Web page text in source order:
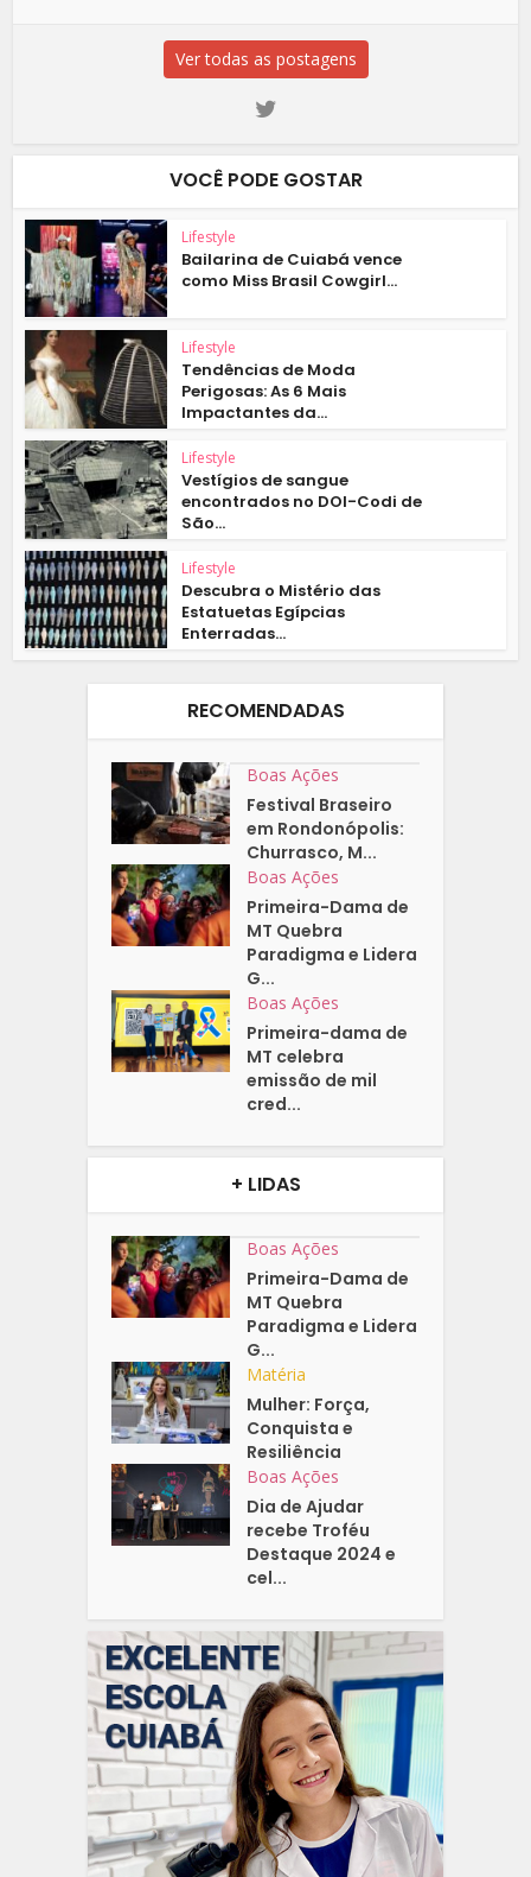
Ver todas as postagens
VOCÊ PODE GOSTAR
Lifestyle
Bailarina de Cuiabá vence
como Miss Brasil Cowgirl...
Lifestyle
Tendências de Moda
Perigosas: As 6 Mais
Impactantes da...
Lifestyle
Vestígios de sangue
encontrados no DOI-Codi de
São...
Lifestyle
Descubra o Mistério das
Estatuetas Egípcias
Enterradas...
RECOMENDADAS
Boas Ações
Festival Braseiro
em Rondonópolis:
Churrasco, M...
Boas Ações
Primeira-Dama de
MT Quebra
Paradigma e Lidera
G...
Boas Ações
Primeira-dama de
MT celebra
emissão de mil
cred...
+ LIDAS
Boas Ações
Primeira-Dama de
MT Quebra
Paradigma e Lidera
G...
Matéria
Mulher: Força,
Conquista e
Resiliência
Boas Ações
Dia de Ajudar
recebe Troféu
Destaque 2024 e
cel...